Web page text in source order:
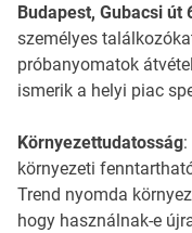
Budapest, Gubacsi út
személyes
próbanyomatok
ismerik a helyi piac
Környezettudatosság
környezeti
Trend nyomda
hogy használnak-e